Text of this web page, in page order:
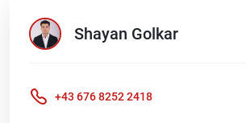
Shayan Golkar
+43 676 8252 2418